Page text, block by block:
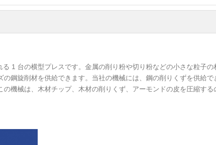
1 台の横型プレスです。金属の削り粉や切り粉などの小さな粒子の
鋼旋削材を供給できます。当社の機械には、鋼の削りくずを供給
機械は、木材チップ、木材の削りくず、アーモンドの皮を圧縮す